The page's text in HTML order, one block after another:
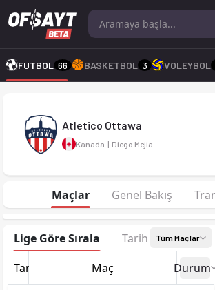
Atletico Ottawa 26-27 sezonu | Kanada
FUTBOL 66 BASKETBOL 3 VOLEYBOL
Atletico Ottawa
Kanada | Diego Mejia
Maçlar Genel Bakış
Lige Göre Sırala Tarihe Göre Sırala
Tüm Maçlar
Tarih Maç Durum